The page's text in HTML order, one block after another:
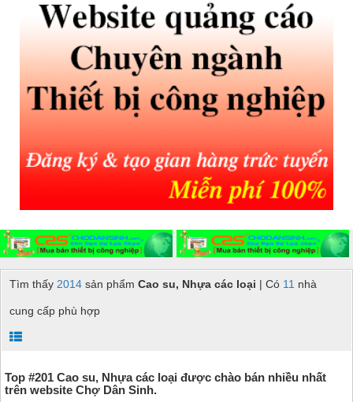
Tìm thấy 2014 sản phẩm Cao su, Nhựa các loại | Có 11 nhà
cung cấp phù hợp
Top #201 Cao su, Nhựa các loại được chào bán nhiều nhất
trên website Chợ Dân Sinh.